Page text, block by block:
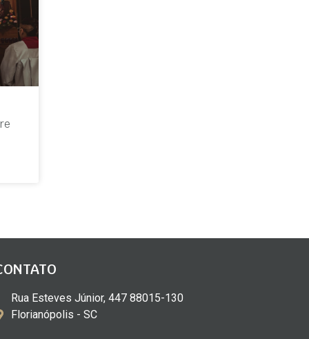
Rua Esteves Júnior, 447 88015-130
Florianópolis - SC